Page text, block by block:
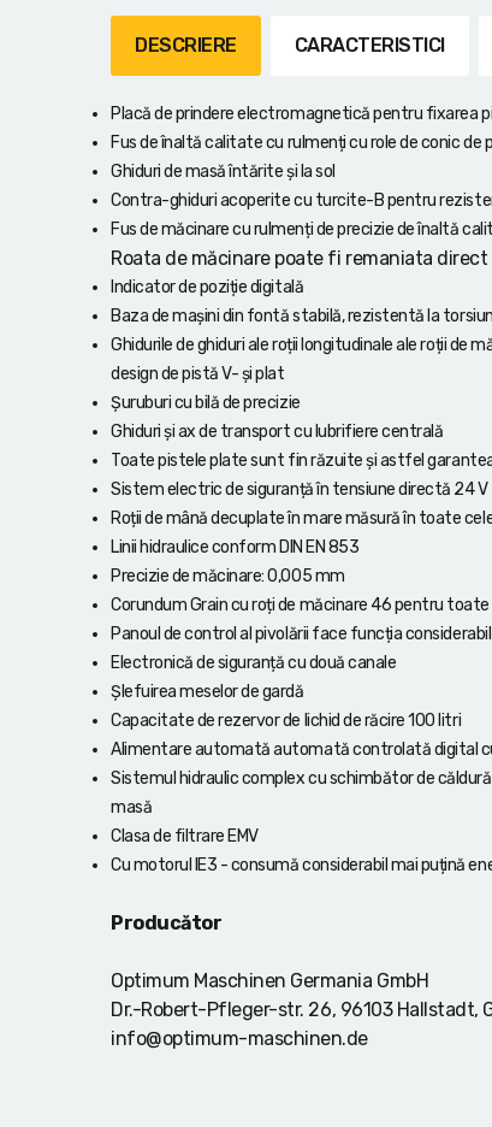
Acumulatoare si încărcătoare
Alte scule cu acumulator
DESCRIERE CARACTERISTICI
Placă de prindere electromagnetică pentru fixarea
Fus de înaltă calitate cu rulmenți cu role de conic de
Ghiduri de masă întărite și la sol
Contra-ghiduri acoperite cu turcite-B pentru
Fus de măcinare cu rulmenți de precizie de înaltă
Roata de măcinare poate fi remaniata
Indicator de poziție digitală
Baza de mașini din fontă stabilă, rezistentă la
Ghidurile de ghiduri ale roții longitudinale ale roții de
design de pistă V- și plat
Șuruburi cu bilă de precizie
Ghiduri și ax de transport cu lubrifiere centrală
Toate pistele plate sunt fin răzuite și astfel
Sistem electric de siguranță în tensiune directă 24 V
Roții de mână decuplate în mare măsură în toate
Linii hidraulice conform DIN EN 853
Precizie de măcinare: 0,005 mm
Corundum Grain cu roți de măcinare 46 pentru
Panoul de control al pivolării face funcția
Electronică de siguranță cu două canale
Șlefuirea meselor de gardă
Capacitate de rezervor de lichid de răcire 100 litri
Alimentare automată automată controlată digital
Sistemul hidraulic complex cu schimbător de
masă
Clasa de filtrare EMV
Cu motorul IE3 - consumă considerabil mai puțină
Producător
Optimum Maschinen Germania GmbH
Dr.-Robert-Pfleger-str. 26, 96103 Hallstadt,
info@optimum-maschinen.de